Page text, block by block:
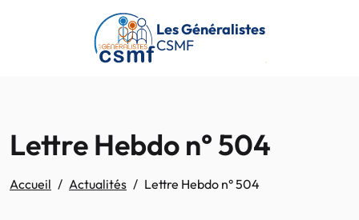
Passer au contenu principal
Les Généralistes
CSMF
Lettre Hebdo n° 504
Accueil Actualités Lettre Hebdo n° 504